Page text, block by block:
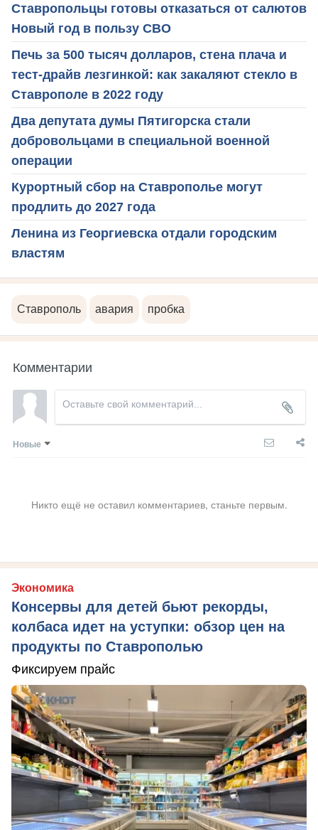
Ставропольцы готовы отказаться от салютов
Новый год в пользу СВО
Печь за 500 тысяч долларов, стена плача и
тест-драйв лезгинкой: как закаляют стекло в
Ставрополе в 2022 году
Два депутата думы Пятигорска стали
добровольцами в специальной военной
операции
Курортный сбор на Ставрополье могут
продлить до 2027 года
Ленина из Георгиевска отдали городским
властям
Ставрополь авария пробка
Комментарии
Новые
Никто ещё не оставил комментариев, станьте первым.
Экономика
Консервы для детей бьют рекорды,
колбаса идет на уступки: обзор цен на
продукты по Ставрополью
Фиксируем прайс